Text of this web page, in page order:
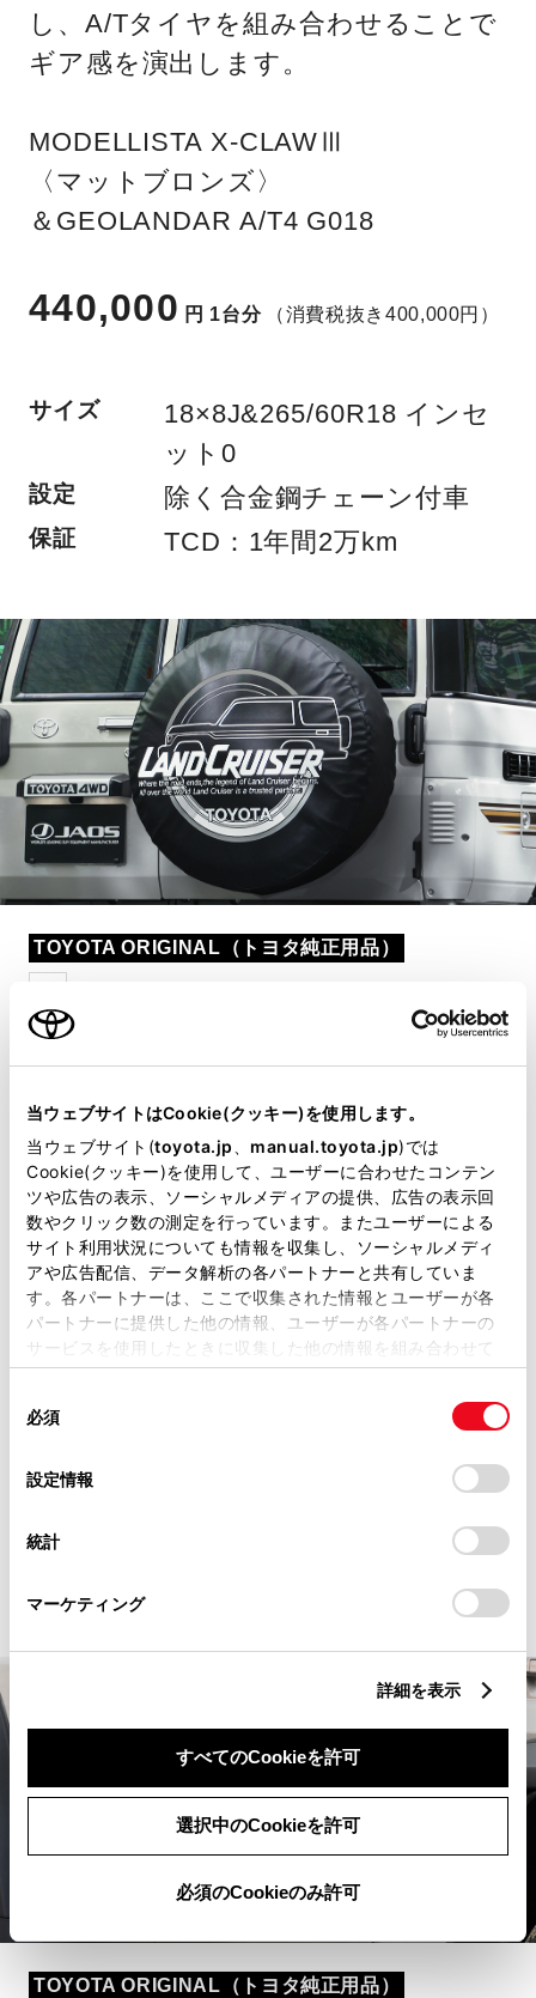
当ウェブサイトはCookie(クッキー)を使用します。
当ウェブサイト(toyota.jp manual.toyota.jp)では
Cookie(クッキー)を使用して、ユーザーに合わせたコンテン
ツや広告の表示、ソーシャルメディアの提供、広告の表示回
数やクリック数の測定を行っています。またユーザーによる
サイト利用状況についても情報を収集し、ソーシャルメディ
アや広告配信、データ解析の各パートナーと共有していま
す。各パートナーは、ここで収集された情報とユーザーが各
パートナーに提供した他の情報、ユーザーが各パートナーの
サービスを使用したときに収集した他の情報を組み合わせて
使用することがあります。当ウェブサイトの使用を続行する
デバイスにすべてのCookie(クッキー)が保存されることに同
意したことになります。Cookie(クッキー)のオプトアウト、
設定の変更、同意を撤回したりするにあたっては、当社の
「Cookie（クッキー）情報の取り扱いについて
」をご覧くだ
必須
設定情報
統計
マーケティング
詳細を表示
すべてのCookieを許可
選択中のCookieを許可
必須のCookieのみ許可
し、A/Tタイヤを組み合わせることで
ギア感を演出します。
MODELLISTA X-CLAWⅢ
〈マットブロンズ〉
＆GEOLANDAR A/T4 G018
440,000 円 1台分 （消費税抜き400,000円）
サイズ
18×8J&265/60R18 インセ
ット0
設定 除く合金鋼チェーン付車
保証 TCD：1年間2万km
TOYOTA ORIGINAL（トヨタ純正用品）
“70”専用デザインのタイヤカバーがリ
ヤスタイルにアクセントをプラス。
スペアタイヤを汚れから守り、脱着
も簡単です。
20,900 円 （消費税抜き19,000円）
材質 TPOレザー
サイズ
保証
トヨタ純正用品：3年間6万
TOYOTA ORIGINAL（トヨタ純正用品）